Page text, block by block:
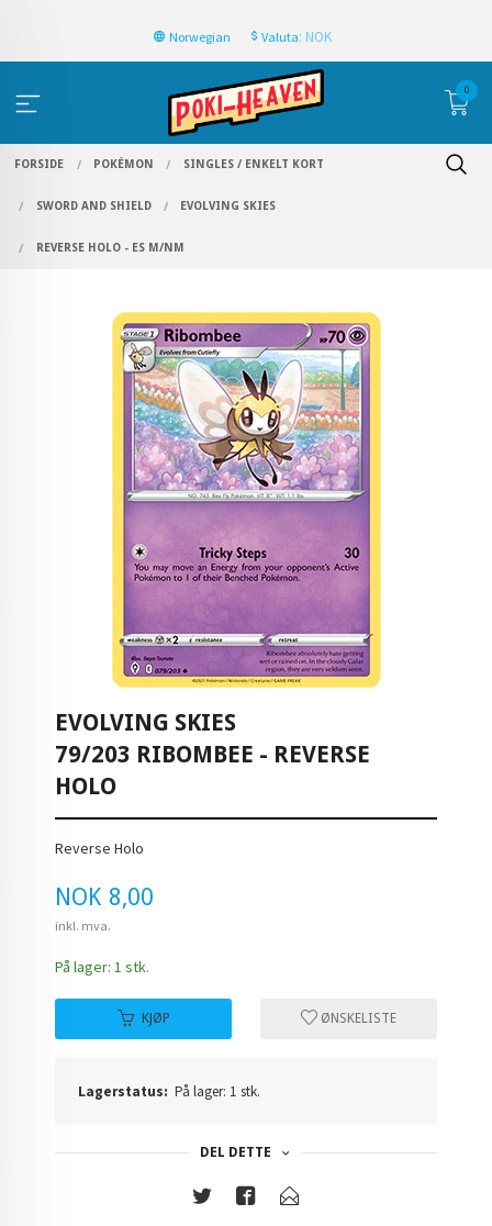
Norwegian Valuta: NOK
0
FORSIDE POKÉMON SINGLES / ENKELT KORT
SWORD AND SHIELD EVOLVING SKIES
REVERSE HOLO - ES M/NM
EVOLVING SKIES
79/203 RIBOMBEE - REVERSE
HOLO
Reverse Holo
Pris
NOK 8,00
inkl. mva.
På lager: 1 stk.
KJØP ØNSKELISTE
Lagerstatus: På lager: 1 stk.
DEL DETTE